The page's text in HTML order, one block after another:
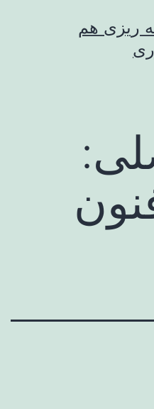
ریزی هم